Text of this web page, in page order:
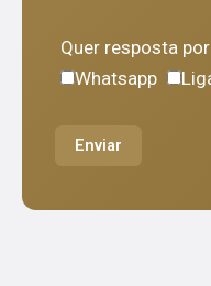
Quer resposta
Whatsapp
Enviar